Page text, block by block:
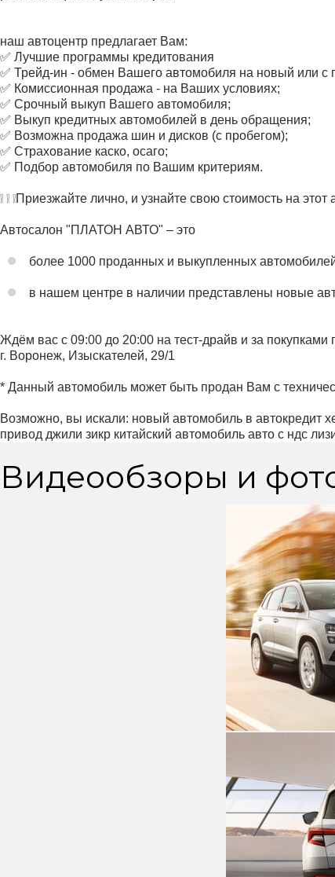
наш автоцентр предлагает Вам:
✅ Лучшие программы кредитования
✅ Трейд-ин - обмен Вашего автомобиля на новый или с
✅ Комиссионная продажа - на Ваших условиях;
✅ Срочный выкуп Вашего автомобиля;
✅ Выкуп кредитных автомобилей в день обращения;
✅ Возможна продажа шин и дисков (с пробегом);
✅ Страхование каско, осаго;
✅ Подбор автомобиля по Вашим критериям.
❕ ❕ ❕Приезжайте лично, и узнайте свою стоимость на этот
Автосалон "ПЛАТОН АВТО" – это
более 1000 проданных и выкупленных
в нашем центре в наличии представлены новые
Ждём вас с 09:00 до 20:00 на тест-драйв и за покупками
г. Воронеж, Изыскателей, 29/1
* Данный автомобиль может быть продан Вам с
Возможно, вы искали: новый автомобиль в автокредит
привод джили зикр китайский автомобиль авто с ндс
Видеообзоры и